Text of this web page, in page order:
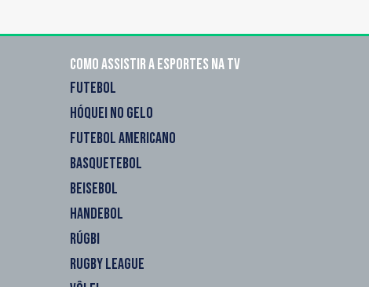
Como assistir a esportes na TV
FUTEBOL
HÓQUEI NO GELO
FUTEBOL AMERICANO
BASQUETEBOL
BEISEBOL
HANDEBOL
RÚGBI
RUGBY LEAGUE